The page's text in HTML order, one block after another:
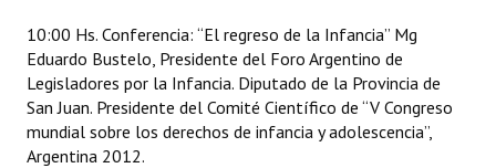
10:00 Hs. Conferencia: “El regreso de la Infancia” Mg
Eduardo Bustelo, Presidente del Foro Argentino de
Legisladores por la Infancia. Diputado de la Provincia de
San Juan. Presidente del Comité Científico de “V Congreso
mundial sobre los derechos de infancia y adolescencia”,
Argentina 2012.